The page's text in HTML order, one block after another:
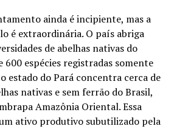
ainda é incipiente, mas a
é extraordinária. O país abriga
de abelhas nativas do
600 espécies registradas somente
estado do Pará concentra cerca de
nativas e sem ferrão do Brasil,
Amazônia Oriental. Essa
ativo produtivo subutilizado pela